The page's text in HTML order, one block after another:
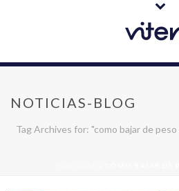
NOTICIAS-BLOG
Tag Archives for: "como bajar de peso